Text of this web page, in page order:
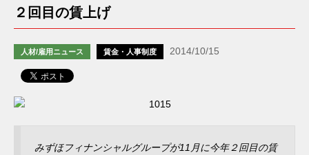
２回目の賃上げ
人材/雇用ニュース 賃金・人事制度 2014/10/15
みずほフィナンシャルグループが11月に今年２回目の賃